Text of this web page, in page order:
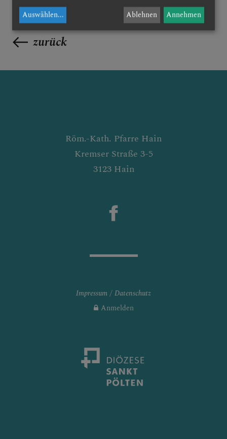
zurück
Röm.-Kath. Pfarre Hain
Kremser Straße 3-5
3123 Hain
Impressum
Datenschutz
Anmelden
Auswählen... Ablehnen Annehmen